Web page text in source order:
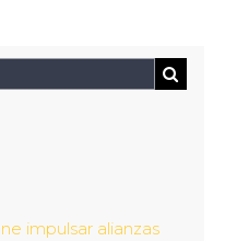
impulsar alianzas